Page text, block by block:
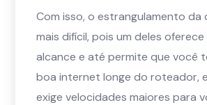
Com isso, o estrangulamento da
mais difícil, pois um deles
alcance e até permite que você
boa internet longe do roteador,
exige velocidades maiores para